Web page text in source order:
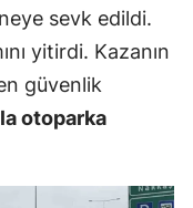
sevk edildi.
yitirdi. Kazanın
güvenlik
otoparka